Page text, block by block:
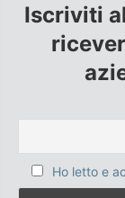
Iscriviti
Ho letto e